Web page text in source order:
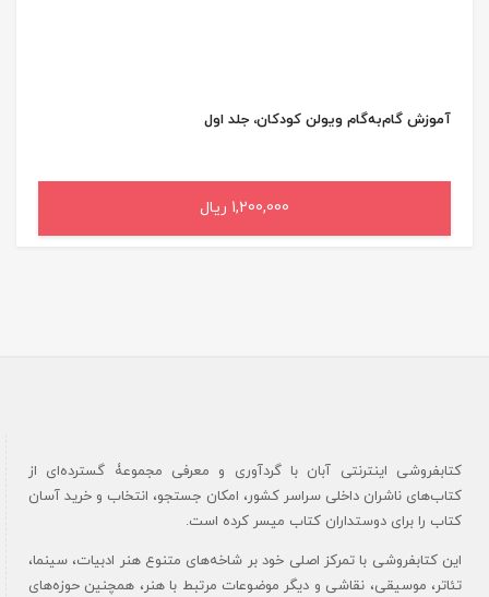
آموزش گام‌به‌گام ویولن کودکان، جلد اول
1,200,000 ریال
افزودن به سبد خرید
کتابفروشی اینترنتی آبان با گردآوری و معرفی مجموعۀ گسترده‌ای از
کتاب‌های ناشران داخلی سراسر کشور، امکان جستجو، انتخاب و خرید آسان
کتاب را برای دوستداران کتاب میسر کرده است.
این کتابفروشی با تمرکز اصلی خود بر شاخه‌های متنوع هنر ادبیات، سینما،
تئاتر، موسیقی، نقاشی و دیگر موضوعات مرتبط با هنر، همچنین حوزه‌های